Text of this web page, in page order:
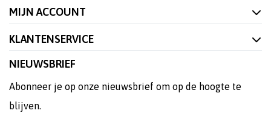
MIJN ACCOUNT
KLANTENSERVICE
NIEUWSBRIEF
Abonneer je op onze nieuwsbrief om op de hoogte te
blijven.